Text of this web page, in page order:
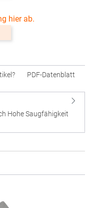
hier ab.
PDF-Datenblatt
Hohe Saugfähigkeit